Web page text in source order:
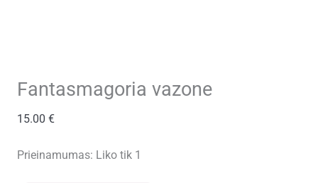
Fantasmagoria vazone
15.00 €
Prieinamumas: Liko tik 1